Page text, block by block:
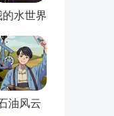
的水世界
求生
油风云